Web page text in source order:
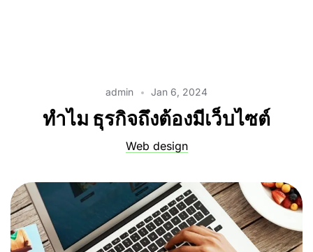
admin Jan 6, 2024
ทำไม ธุรกิจถึงต้องมีเว็บไซต์
Web design